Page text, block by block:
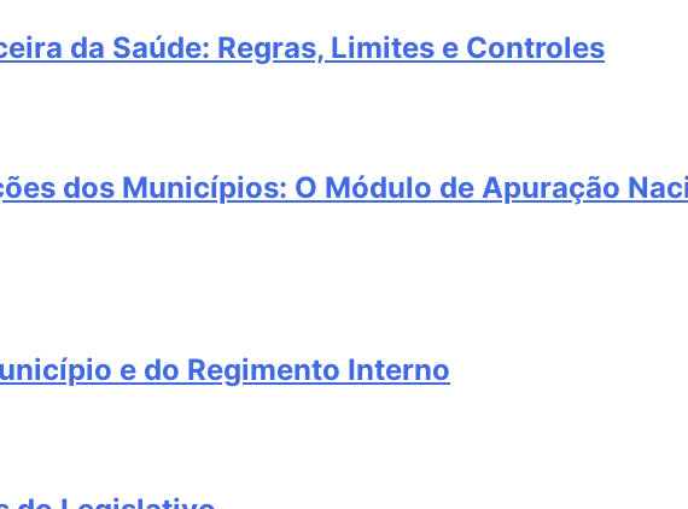
da Saúde: Regras, Limites e Controles
dos Municípios: O Módulo de Apuração
e do Regimento Interno